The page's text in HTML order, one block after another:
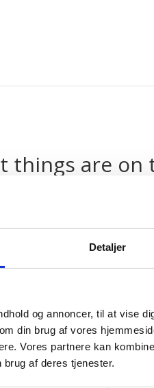
Detaljer
og annoncer, til at vise
din brug af vores
Vores partnere kan
af deres tjenester.
things are on